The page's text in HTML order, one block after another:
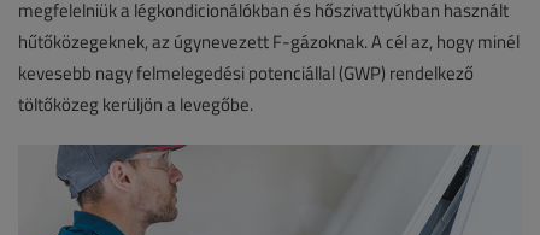
megfelelniük a légkondicionálókban és hőszivattyúkban használt
hűtőközegeknek, az úgynevezett F-gázoknak. A cél az, hogy minél
kevesebb nagy felmelegedési potenciállal (GWP) rendelkező
töltőközeg kerüljön a levegőbe.